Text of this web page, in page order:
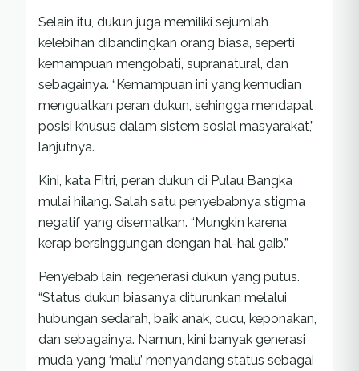
Selain itu, dukun juga memiliki sejumlah
kelebihan dibandingkan orang biasa, seperti
kemampuan mengobati, supranatural, dan
sebagainya. “Kemampuan ini yang kemudian
menguatkan peran dukun, sehingga mendapat
posisi khusus dalam sistem sosial masyarakat,”
lanjutnya.
Kini, kata Fitri, peran dukun di Pulau Bangka
mulai hilang. Salah satu penyebabnya stigma
negatif yang disematkan. “Mungkin karena
kerap bersinggungan dengan hal-hal gaib.”
Penyebab lain, regenerasi dukun yang putus.
“Status dukun biasanya diturunkan melalui
hubungan sedarah, baik anak, cucu, keponakan,
dan sebagainya. Namun, kini banyak generasi
muda yang ‘malu’ menyandang status sebagai